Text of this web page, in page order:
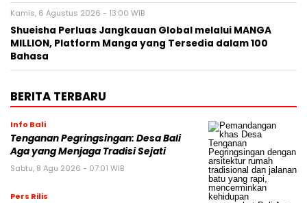
Kamis, 6 Agustus 2026 - 13:00 WIB
Shueisha Perluas Jangkauan Global melalui MANGA
MILLION, Platform Manga yang Tersedia dalam 100
Bahasa
BERITA TERBARU
Info Bali
Tenganan Pegringsingan: Desa Bali
Aga yang Menjaga Tradisi Sejati
Sabtu, 8 Agu 2026 - 07:01 WIB
Pers Rilis